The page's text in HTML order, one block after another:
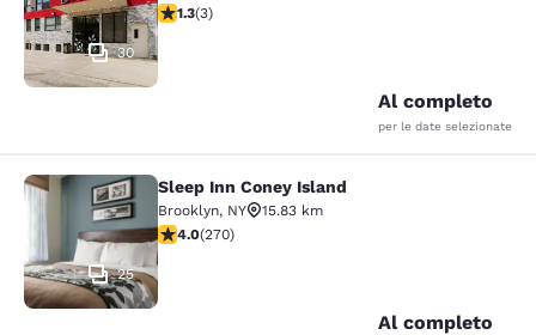
30
Valutazione di 1.33 stelle. Discreto. 3 recensioni
1.3(3)
Al completo
per le date selezionate
Sleep Inn Coney Island
25
Sleep Inn Coney Island
Brooklyn, NY
15.83 km
Valutazione di 4.01 stelle. Molto buono. 270 recensioni
4.0(270)
Al completo